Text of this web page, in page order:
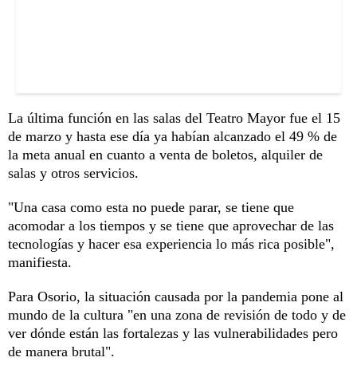
La última función en las salas del Teatro Mayor fue el 15
de marzo y hasta ese día ya habían alcanzado el 49 % de
la meta anual en cuanto a venta de boletos, alquiler de
salas y otros servicios.
"Una casa como esta no puede parar, se tiene que
acomodar a los tiempos y se tiene que aprovechar de las
tecnologías y hacer esa experiencia lo más rica posible",
manifiesta.
Para Osorio, la situación causada por la pandemia pone al
mundo de la cultura "en una zona de revisión de todo y de
ver dónde están las fortalezas y las vulnerabilidades pero
de manera brutal".